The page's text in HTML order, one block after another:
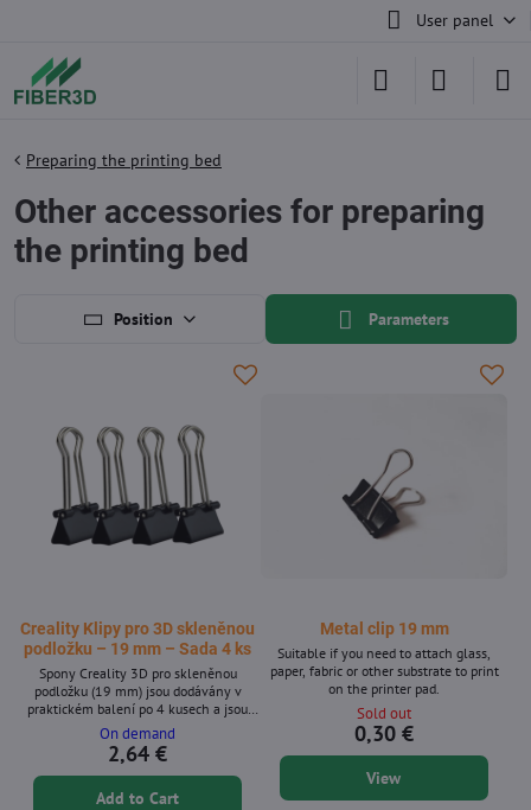
User panel
Preparing the printing bed
Other accessories for preparing
the printing bed
Position Parameters
Creality Klipy pro 3D skleněnou
podložku – 19 mm – Sada 4 ks
Spony Creality 3D pro skleněnou
podložku (19 mm) jsou dodávány v
praktickém balení po 4 kusech a jsou
navrženy tak, aby bezpečně upevnily
skleněnou tiskovou podložku k
vyhřívané podložce vaší 3D tiskárny.
Vyrobeny z odolného kovu, zajišťují
stabilitu, zabraňují posunu během tisku a
On demand
2,64 €
Add to Cart
Metal clip 19 mm
Suitable if you need to attach glass,
paper, fabric or other substrate to print
on the printer pad.
Sold out
0,30 €
View